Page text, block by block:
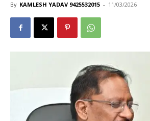
By KAMLESH YADAV 9425532015 - 11/03/2026